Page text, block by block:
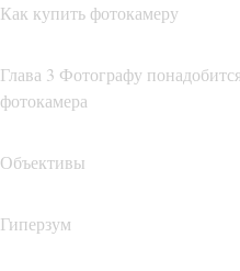
Как купить фотокамеру
Глава 3 Фотографу
фотокамера
Объективы
Гиперзум